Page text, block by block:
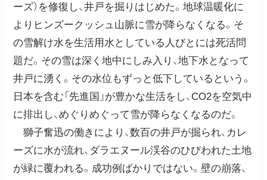
ーズ）を修復し、井戸を掘りはじめた。地球温暖化に
よりヒンズークッシュ山脈に雪が降らなくなる。そ
の雪解け水を生活用水としている人びとには死活問
題だ。その雪は深く地中にしみ入り、地下水となって
井戸に湧く。その水位もずっと低下しているという。
日本を含む「先進国」が豊かな生活をし、CO2を空気中
に排出し、めぐりめぐって雪が降らなくなるのだ。
獅子奮迅の働きにより、数百の井戸が掘られ、カレ
ーズに水が流れ、ダラエヌール渓谷のひびわれた土地
が緑に覆われる。成功例ばかりではない。壁の崩落、